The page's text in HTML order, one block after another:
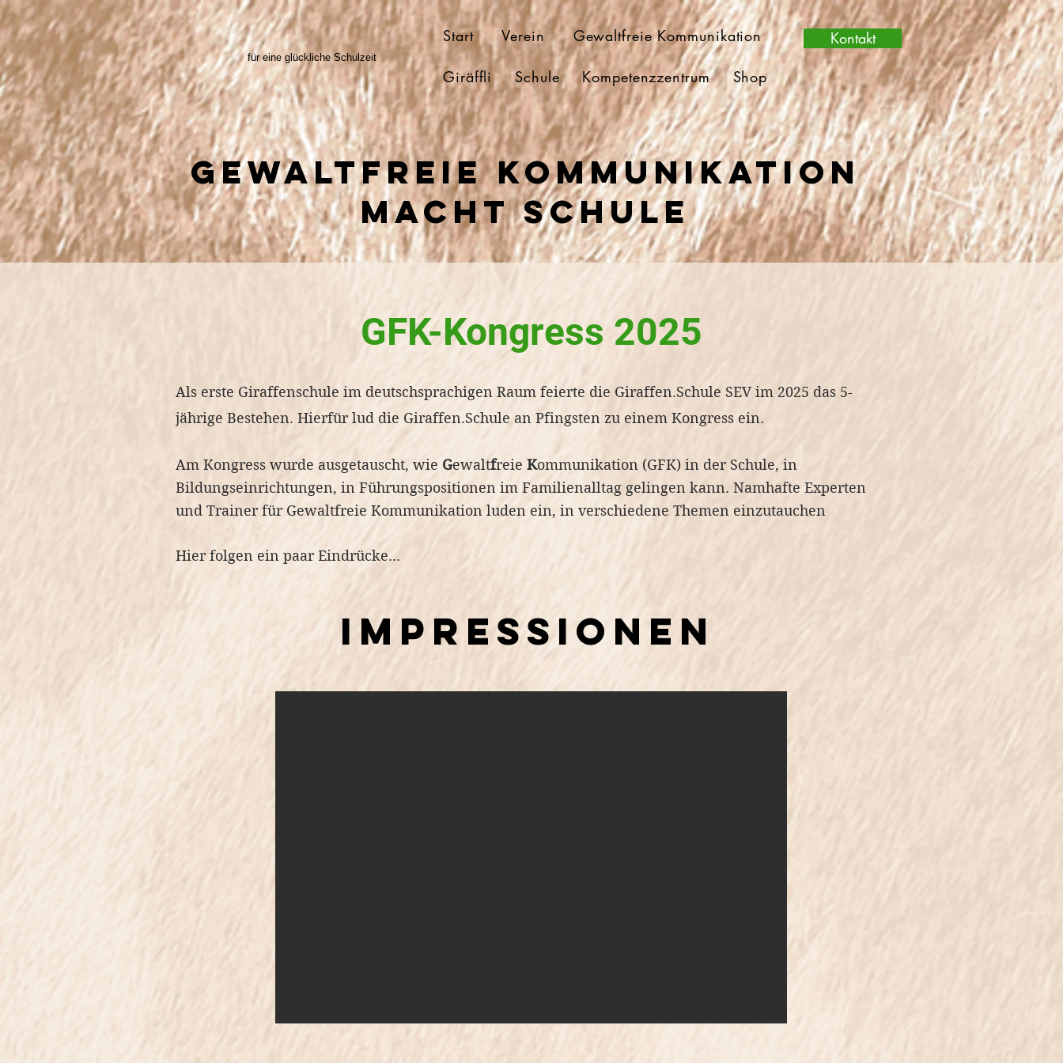
für eine glückliche Schulzeit
Start Verein Gewaltfreie Kommunikation
Giräffli Schule Kompetenzzentrum Shop
Kontakt
Gewaltfreie Kommunikation
Macht schule
GFK-Kongress 2025
Als erste Giraffenschule im deutschsprachigen Raum feierte die Giraffen.Schule SEV im 2025 das 5-
jährige Bestehen. Hierfür lud die Giraffen.Schule an Pfingsten zu einem Kongress ein.
Am Kongress wurde ausgetauscht, wie Gewaltfreie Kommunikation (GFK) in der Schule, in
Bildungseinrichtungen, in Führungspositionen im Familienalltag gelingen kann. Namhafte Experten
und Trainer für Gewaltfreie Kommunikation luden ein, in verschiedene Themen einzutauchen
Hier folgen ein paar Eindrücke... ​
Impressionen